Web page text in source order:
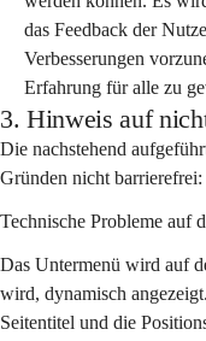
das Feedback der
Verbesserungen
Erfahrung für alle zu
3. Hinweis auf
Die nachstehend
Gründen nicht barrierefrei:
Technische Probleme auf
Das Untermenü wird auf
wird, dynamisch
Seitentitel und die